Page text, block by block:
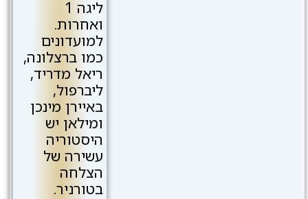
ליגה 1
ואחרות.
למועדונים
כמו ברצלונה,
ריאל מדריד,
ליברפול,
באיירן מינכן
ומילאן יש
היסטוריה
עשירה של
הצלחה
בטורניר.